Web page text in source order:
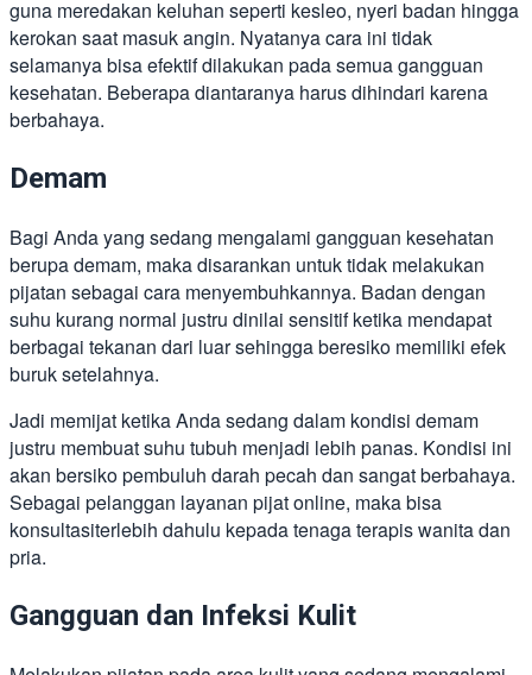
guna meredakan keluhan seperti kesleo, nyeri badan hingga
kerokan saat masuk angin. Nyatanya cara ini tidak
selamanya bisa efektif dilakukan pada semua gangguan
kesehatan. Beberapa diantaranya harus dihindari karena
berbahaya.
Demam
Bagi Anda yang sedang mengalami gangguan kesehatan
berupa demam, maka disarankan untuk tidak melakukan
pijatan sebagai cara menyembuhkannya. Badan dengan
suhu kurang normal justru dinilai sensitif ketika mendapat
berbagai tekanan dari luar sehingga beresiko memiliki efek
buruk setelahnya.
Jadi memijat ketika Anda sedang dalam kondisi demam
justru membuat suhu tubuh menjadi lebih panas. Kondisi ini
akan bersiko pembuluh darah pecah dan sangat berbahaya.
Sebagai pelanggan layanan pijat online, maka bisa
konsultasiterlebih dahulu kepada tenaga terapis wanita dan
pria.
Gangguan dan Infeksi Kulit